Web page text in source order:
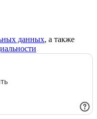
данных, а также